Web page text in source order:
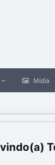
Mídia